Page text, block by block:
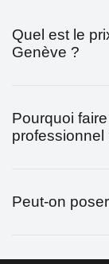
Quel est le
Genève ?
Pourquoi
professionnel
Peut-on